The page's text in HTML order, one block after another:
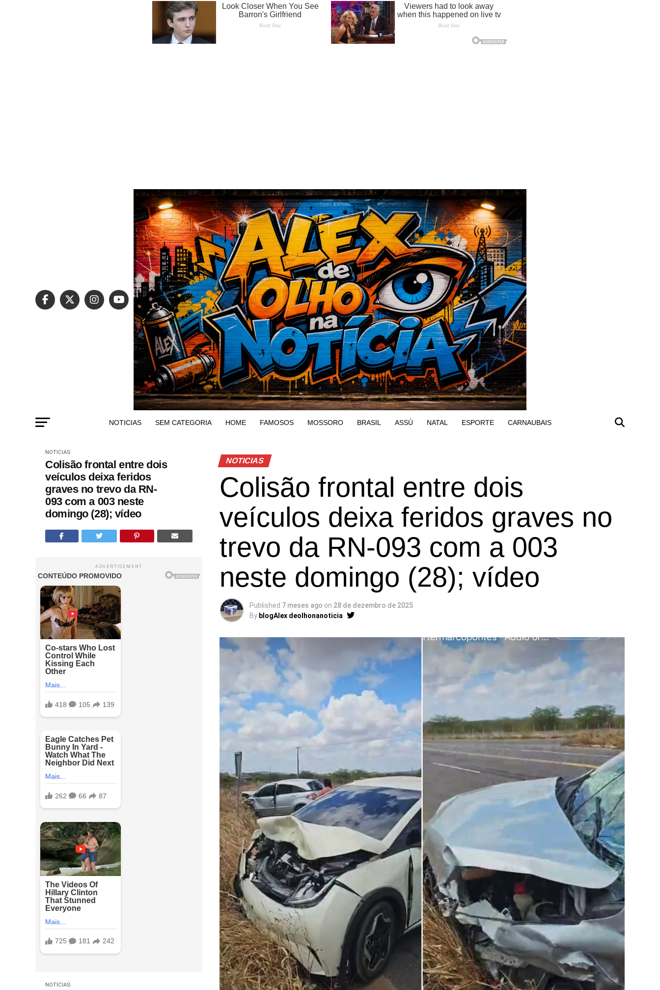
NOTICIAS SEM CATEGORIA HOME FAMOSOS MOSSORO BRASIL ASSÚ NATAL ESPORTE CARNAUBAIS
NOTICIAS
Colisão frontal entre dois
veículos deixa feridos
graves no trevo da RN-
093 com a 003 neste
domingo (28); vídeo
ADVERTISEMENT
NOTICIAS
NOTICIAS
Colisão frontal entre dois
veículos deixa feridos graves no
trevo da RN-093 com a 003
neste domingo (28); vídeo
Published 7 meses ago on 28 de dezembro de 2025
By blogAlex deolhonanoticia